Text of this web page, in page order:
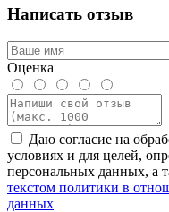
Написать отзыв
Оценка
Даю согласие на
условиях и для целей,
персональных данных, а
текстом политики в
данных